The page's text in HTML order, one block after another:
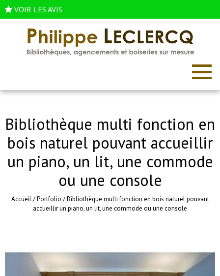
VOIR LES AVIS
Bibliothèque multi fonction en
bois naturel pouvant accueillir
un piano, un lit, une commode
ou une console
Accueil/Portfolio /Bibliothèque multi fonction en bois naturel pouvant
accueillir un piano, un lit, une commode ou une console